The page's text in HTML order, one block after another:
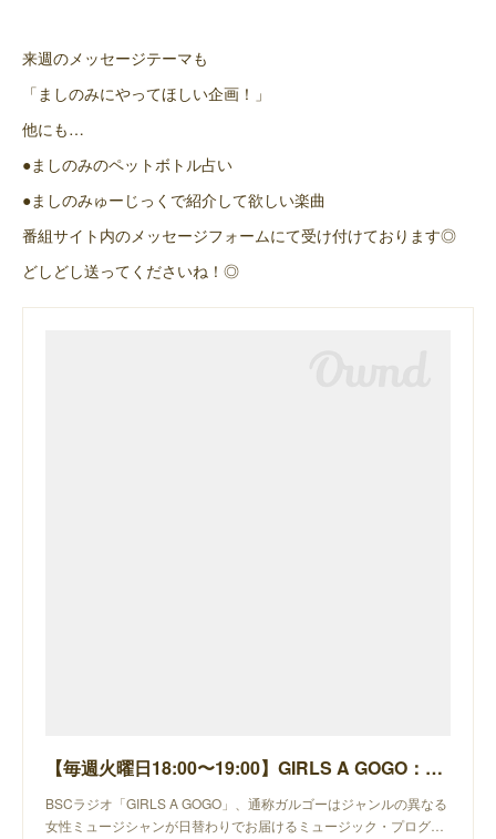
来週のメッセージテーマも
「ましのみにやってほしい企画！」
他にも…
●ましのみのペットボトル占い
●ましのみゅーじっくで紹介して欲しい楽曲
番組サイト内のメッセージフォームにて受け付けております◎
どしどし送ってくださいね！◎
【毎週火曜日18:00〜19:00】GIRLS A GOGO：ましのみ
BSCラジオ「GIRLS A GOGO」、通称ガルゴーはジャンルの異なる
女性ミュージシャンが日替わりでお届けるミュージック・プログ…